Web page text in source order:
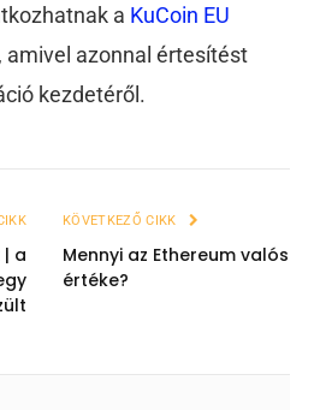
a KuCoin EU
, amivel azonnal értesítést
kezdetéről.
a
KÖVETKEZŐ CIKK
Mennyi az Ethereum valós
értéke?